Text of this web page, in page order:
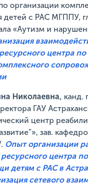
организации
детей с РАС МГППУ,
«Аутизм и
центра по
Николаевна, канд.
ГАУ
центр
зав.
Опыт организации
центра
детям с РАС в
сетевого